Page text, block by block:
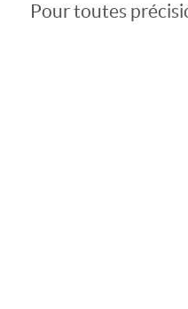
Pour toutes